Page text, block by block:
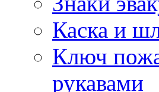
Каска и
Ключ
рукавами